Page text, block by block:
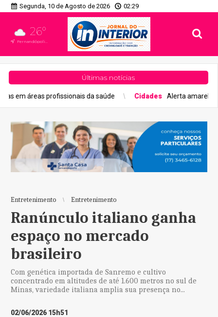
Segunda, 10 de Agosto de 2026 02:29
26°
Fernandópolis, SP
Últimas notícias
da saúde Cidades Alerta amarelo prevê tempestade em
Entretenimento Entretenimento
Ranúnculo italiano ganha
espaço no mercado
brasileiro
Com genética importada de Sanremo e cultivo
concentrado em altitudes de até 1.600 metros no sul de
Minas, variedade italiana amplia sua presença no...
02/06/2026 15h51